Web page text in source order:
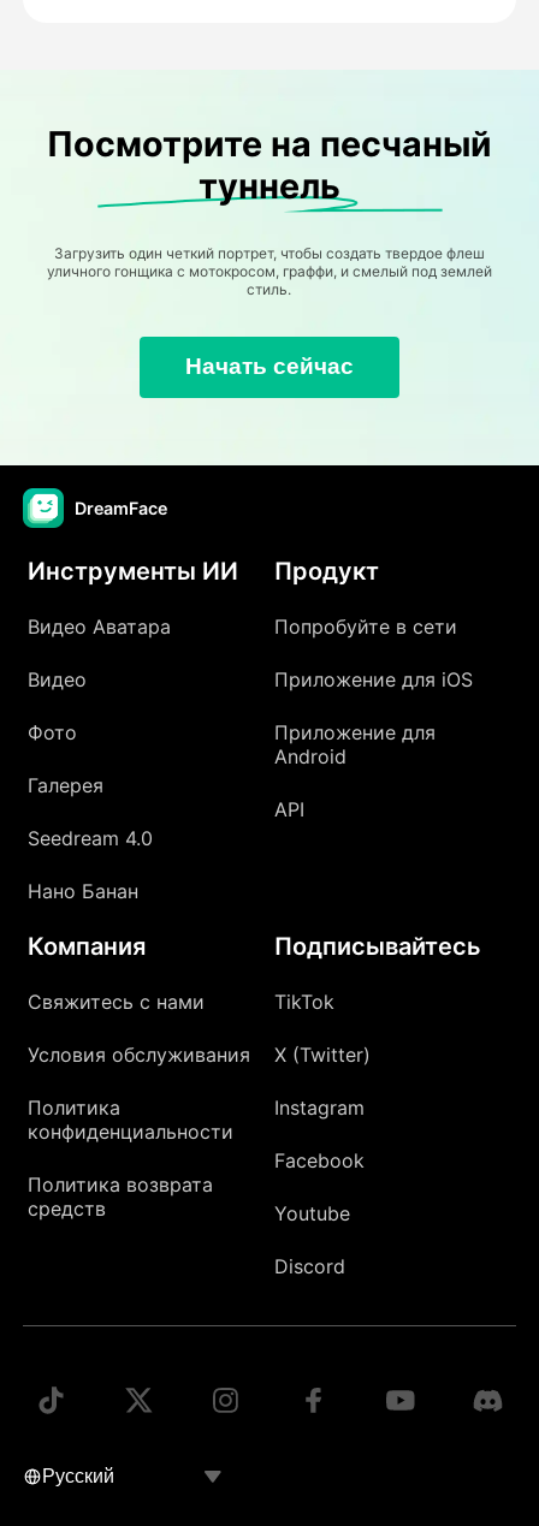
Посмотрите на песчаный
туннель
Загрузить один четкий портрет, чтобы создать твердое флеш
уличного гонщика с мотокросом, граффи, и смелый под землей
стиль.
Начать сейчас
DreamFace
Инструменты ИИ
Видео Аватара
Видео
Фото
Галерея
Seedream 4.0
Нано Банан
Продукт
Попробуйте в сети
Приложение для iOS
Приложение для
Android
API
Компания
Свяжитесь с нами
Условия обслуживания
Политика
конфиденциальности
Политика возврата
средств
Подписывайтесь
TikTok
X (Twitter)
Instagram
Facebook
Youtube
Discord